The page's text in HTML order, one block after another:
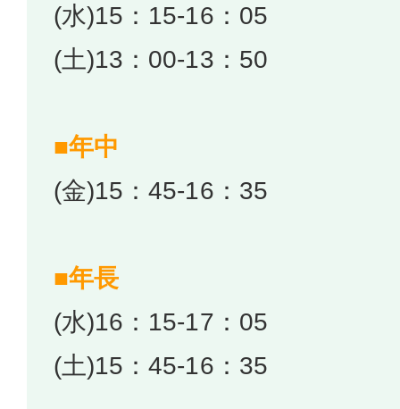
(水)15：15-16：05
(土)13：00-13：50
■年中
(金)15：45-16：35
■年長
(水)16：15-17：05
(土)15：45-16：35